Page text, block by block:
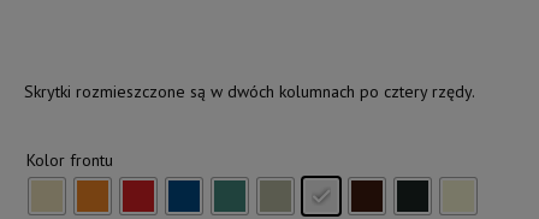
Skrytki rozmieszczone są w dwóch kolumnach po cztery rzędy.
Kolor frontu